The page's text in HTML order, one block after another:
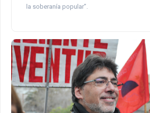
la soberanía popular”.